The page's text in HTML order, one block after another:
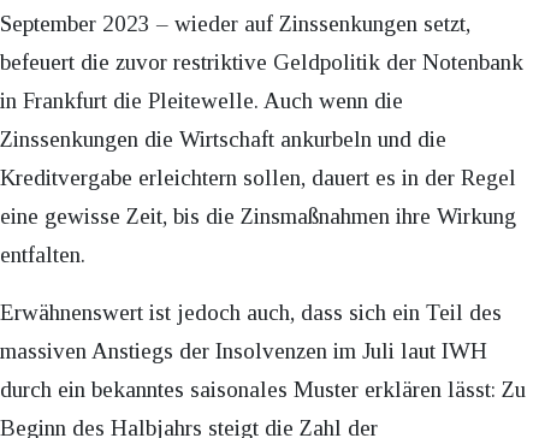
September 2023 – wieder auf Zinssenkungen setzt,
befeuert die zuvor restriktive Geldpolitik der Notenbank
in Frankfurt die Pleitewelle. Auch wenn die
Zinssenkungen die Wirtschaft ankurbeln und die
Kreditvergabe erleichtern sollen, dauert es in der Regel
eine gewisse Zeit, bis die Zinsmaßnahmen ihre Wirkung
entfalten.
Erwähnenswert ist jedoch auch, dass sich ein Teil des
massiven Anstiegs der Insolvenzen im Juli laut IWH
durch ein bekanntes saisonales Muster erklären lässt: Zu
Beginn des Halbjahrs steigt die Zahl der